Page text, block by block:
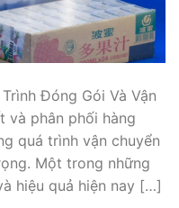
Đóng Gói Và Vận
và phân phối hàng
quá trình vận chuyển
Một trong những
hiệu quả hiện nay […]